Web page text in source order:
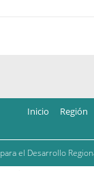
Inicio Región
el Desarrollo